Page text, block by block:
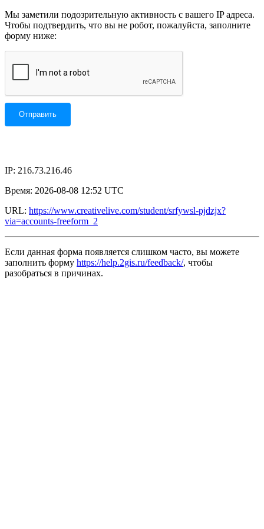
Мы заметили подозрительную активность с вашего IP адреса.
Чтобы подтвердить, что вы не робот, пожалуйста, заполните
форму ниже:
IP: 216.73.216.46
Время: 2026-08-08 12:52 UTC
URL: https://www.creativelive.com/student/srfywsl-pjdzjx?
via=accounts-freeform_2
Если данная форма появляется слишком часто, вы можете
заполнить форму https://help.2gis.ru/feedback/, чтобы
разобраться в причинах.